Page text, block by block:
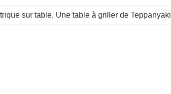
sur table, Une table à griller de Teppanyaki